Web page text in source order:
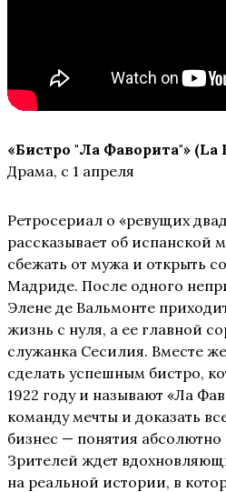
«Бистро "Ла Фаворита"» (La
Драма, с 1 апреля
Ретросериал о «ревущих
рассказывает об испанской
сбежать от мужа и открыть
Мадриде. После одного
Элене де Вальмонте
жизнь с нуля, а ее главной
служанка Сесилия. Вместе
сделать успешным бистро,
1922 году и называют «Ла
команду мечты и доказать
бизнес — понятия
Зрителей ждет
на реальной истории, в